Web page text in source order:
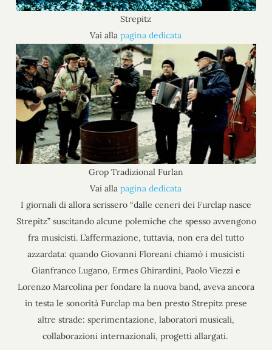
Strepitz
Vai allapagina dedicata
Grop Tradizional Furlan
Vai allapagina dedicata
I giornali di allora scrissero “dalle ceneri dei Furclap nasce
Strepitz” suscitando alcune polemiche che spesso avvengono
fra musicisti. L’affermazione, tuttavia, non era del tutto
azzardata: quando Giovanni Floreani chiamò i musicisti
Gianfranco Lugano, Ermes Ghirardini, Paolo Viezzi e
Lorenzo Marcolina per fondare la nuova band, aveva ancora
in testa le sonorità Furclap ma ben presto Strepitz prese
altre strade: sperimentazione, laboratori musicali,
collaborazioni internazionali, progetti allargati.